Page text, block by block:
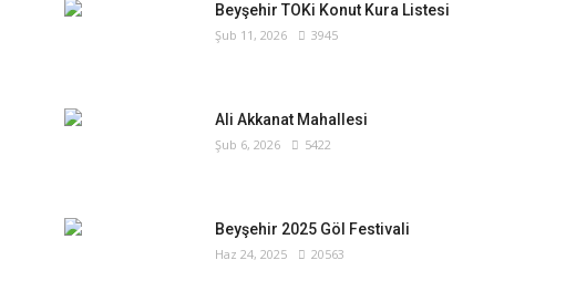
Beyşehir TOKi Konut Kura Listesi
Şub 11, 2026 3945
Ali Akkanat Mahallesi
Şub 6, 2026 5422
Beyşehir 2025 Göl Festivali
Haz 24, 2025 20563